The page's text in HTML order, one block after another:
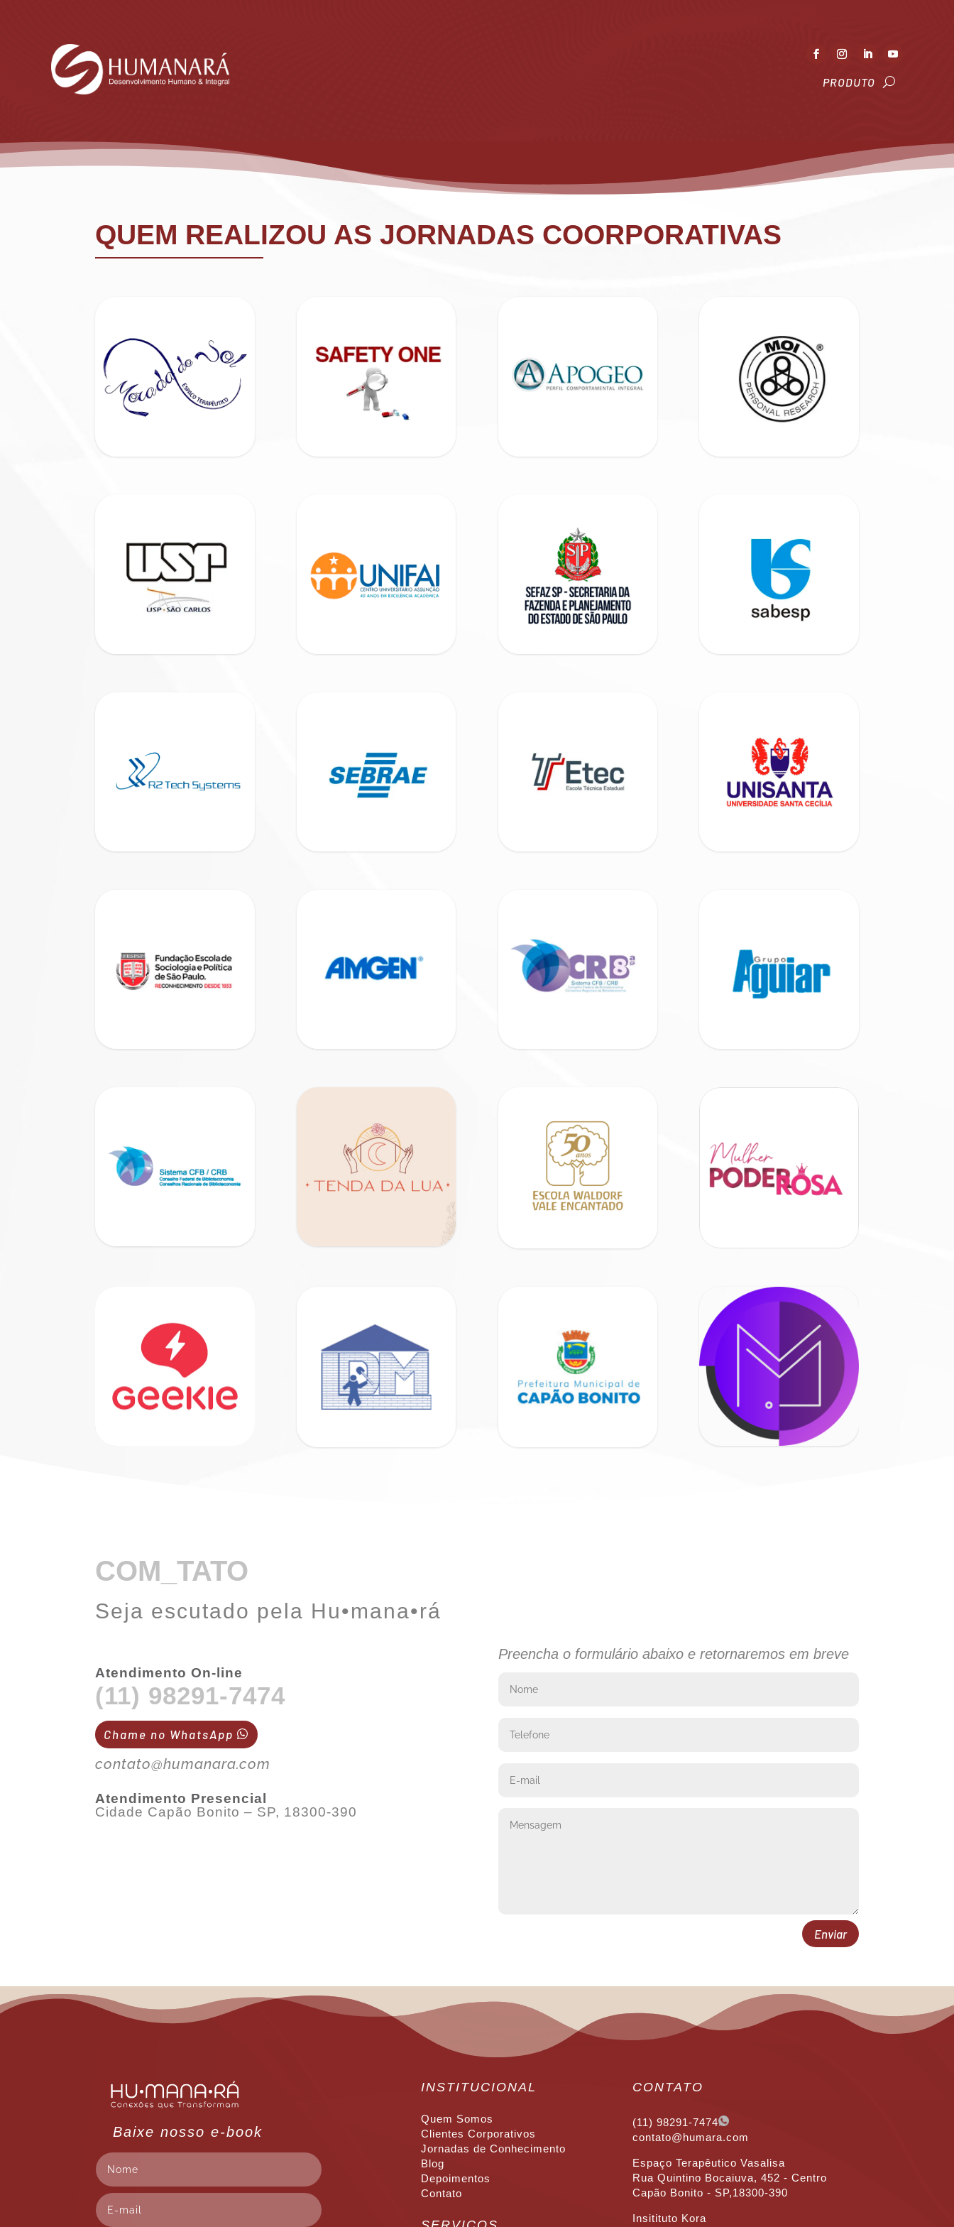
PRODUTO
QUEM REALIZOU AS JORNADAS COORPORATIVAS
COM_TATO
Seja escutado pela Hu•mana•rá
Atendimento On-line
(11) 98291-7474
Chame no WhatsApp
contato@humanara.com
Atendimento Presencial
Cidade Capão Bonito – SP, 18300-390
Preencha o formulário abaixo e retornaremos em breve
Enviar
Baixe nosso e-book
INSTITUCIONAL
Quem Somos
Clientes Corporativos
Jornadas de Conhecimento
Blog
Depoimentos
Contato
CONTATO
(11) 98291-7474
contato@humara.com
Espaço Terapêutico Vasalisa
Rua Quintino Bocaiuva, 452 - Centro
Capão Bonito - SP,18300-390
Insitituto Kora